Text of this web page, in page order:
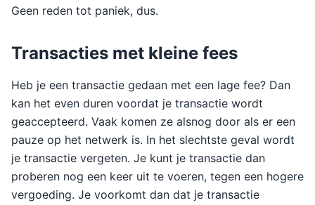
Geen reden tot paniek, dus.
Transacties met kleine fees
Heb je een transactie gedaan met een lage fee? Dan
kan het even duren voordat je transactie wordt
geaccepteerd. Vaak komen ze alsnog door als er een
pauze op het netwerk is. In het slechtste geval wordt
je transactie vergeten. Je kunt je transactie dan
proberen nog een keer uit te voeren, tegen een hogere
vergoeding. Je voorkomt dan dat je transactie